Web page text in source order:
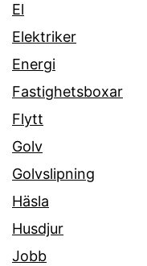
El
Elektriker
Energi
Fastighetsboxar
Flytt
Golv
Golvslipning
Häsla
Husdjur
Jobb